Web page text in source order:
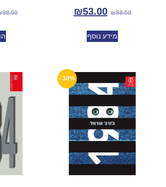
₪88.00
₪53.00
מידע נוסף
98.00
30% -